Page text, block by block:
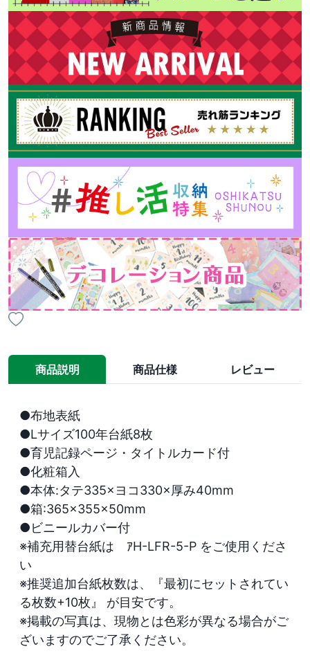
商品説明 商品仕様 レビュー
●布地表紙
●Lサイズ100年台紙8枚
●育児記録ページ・タイトルカード付
●化粧箱入
●本体:タテ335×ヨコ330×厚み40mm
●箱:365×355×50mm
●ビニールカバー付
※補充用替台紙は　ｱH-LFR-5-P をご使用くださ
い
※推奨追加台紙枚数は、『最初にセットされてい
る枚数+10枚』 が目安です。
※掲載の写真は、現物とは色彩が異なる場合がご
ざいますのでご了承ください。